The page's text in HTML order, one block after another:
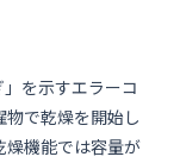
を示すエラーコ
で乾燥を開始し
燥機能では容量が